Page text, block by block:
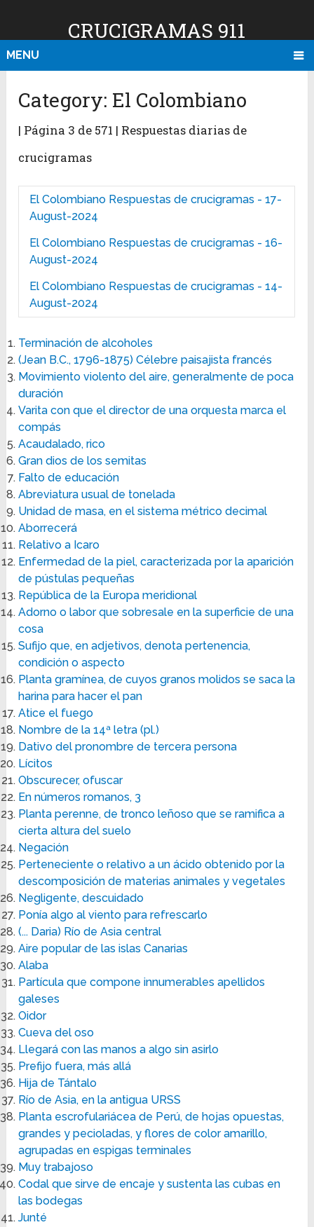
CRUCIGRAMAS 911
MENU
Category: El Colombiano
| Página 3 de 571 | Respuestas diarias de
crucigramas
El Colombiano Respuestas de crucigramas - 17-
August-2024
El Colombiano Respuestas de crucigramas - 16-
August-2024
El Colombiano Respuestas de crucigramas - 14-
August-2024
Terminación de alcoholes
(Jean B.C., 1796-1875) Célebre paisajista francés
Movimiento violento del aire, generalmente de poca
duración
Varita con que el director de una orquesta marca el
compás
Acaudalado, rico
Gran dios de los semitas
Falto de educación
Abreviatura usual de tonelada
Unidad de masa, en el sistema métrico decimal
Aborrecerá
Relativo a Icaro
Enfermedad de la piel, caracterizada por la aparición
de pústulas pequeñas
República de la Europa meridional
Adorno o labor que sobresale en la superficie de una
cosa
Sufijo que, en adjetivos, denota pertenencia,
condición o aspecto
Planta gramínea, de cuyos granos molidos se saca la
harina para hacer el pan
Atice el fuego
Nombre de la 14ª letra (pl.)
Dativo del pronombre de tercera persona
Lícitos
Obscurecer, ofuscar
En números romanos, 3
Planta perenne, de tronco leñoso que se ramifica a
cierta altura del suelo
Negación
Perteneciente o relativo a un ácido obtenido por la
descomposición de materias animales y vegetales
Negligente, descuidado
Ponía algo al viento para refrescarlo
(... Daria) Río de Asia central
Aire popular de las islas Canarias
Alaba
Partícula que compone innumerables apellidos
galeses
Oidor
Cueva del oso
Llegará con las manos a algo sin asirlo
Prefijo fuera, más allá
Hija de Tántalo
Río de Asia, en la antigua URSS
Planta escrofulariácea de Perú, de hojas opuestas,
grandes y pecioladas, y flores de color amarillo,
agrupadas en espigas terminales
Muy trabajoso
Codal que sirve de encaje y sustenta las cubas en
las bodegas
Junté